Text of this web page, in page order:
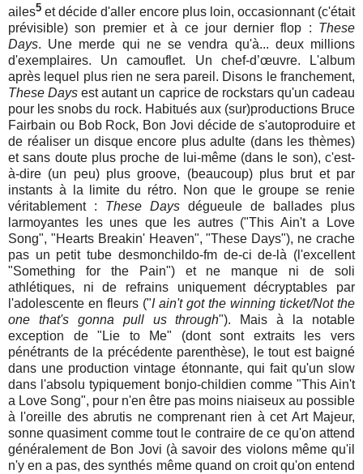
ailes5 et décide d'aller encore plus loin, occasionnant (c'était
prévisible) son premier et à ce jour dernier flop : These
Days. Une merde qui ne se vendra qu'à... deux millions
d'exemplaires. Un camouflet. Un chef-d’œuvre. L'album
après lequel plus rien ne sera pareil. Disons le franchement,
These Days est autant un caprice de rockstars qu'un cadeau
pour les snobs du rock. Habitués aux (sur)productions Bruce
Fairbain ou Bob Rock, Bon Jovi décide de s'autoproduire et
de réaliser un disque encore plus adulte (dans les thèmes)
et sans doute plus proche de lui-même (dans le son), c'est-
à-dire (un peu) plus groove, (beaucoup) plus brut et par
instants à la limite du rétro. Non que le groupe se renie
véritablement : These Days dégueule de ballades plus
larmoyantes les unes que les autres ("This Ain't a Love
Song", "Hearts Breakin' Heaven", "These Days"), ne crache
pas un petit tube desmonchildo-fm de-ci de-là (l'excellent
"Something for the Pain") et ne manque ni de soli
athlétiques, ni de refrains uniquement décryptables par
l'adolescente en fleurs ("I ain't got the winning ticket/Not the
one that's gonna pull us through"). Mais à la notable
exception de "Lie to Me" (dont sont extraits les vers
pénétrants de la précédente parenthèse), le tout est baigné
dans une production vintage étonnante, qui fait qu'un slow
dans l'absolu typiquement bonjo-childien comme "This Ain't
a Love Song", pour n'en être pas moins niaiseux au possible
à l'oreille des abrutis ne comprenant rien à cet Art Majeur,
sonne quasiment comme tout le contraire de ce qu'on attend
généralement de Bon Jovi (à savoir des violons même qu'il
n'y en a pas, des synthés même quand on croit qu'on entend